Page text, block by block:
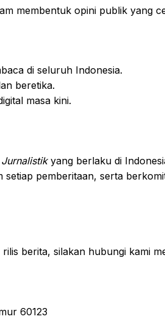
membentuk opini publik yang
di seluruh Indonesia.
beretika.
masa kini.
yang berlaku di
setiap pemberitaan, serta
berita, silakan hubungi kami
60123